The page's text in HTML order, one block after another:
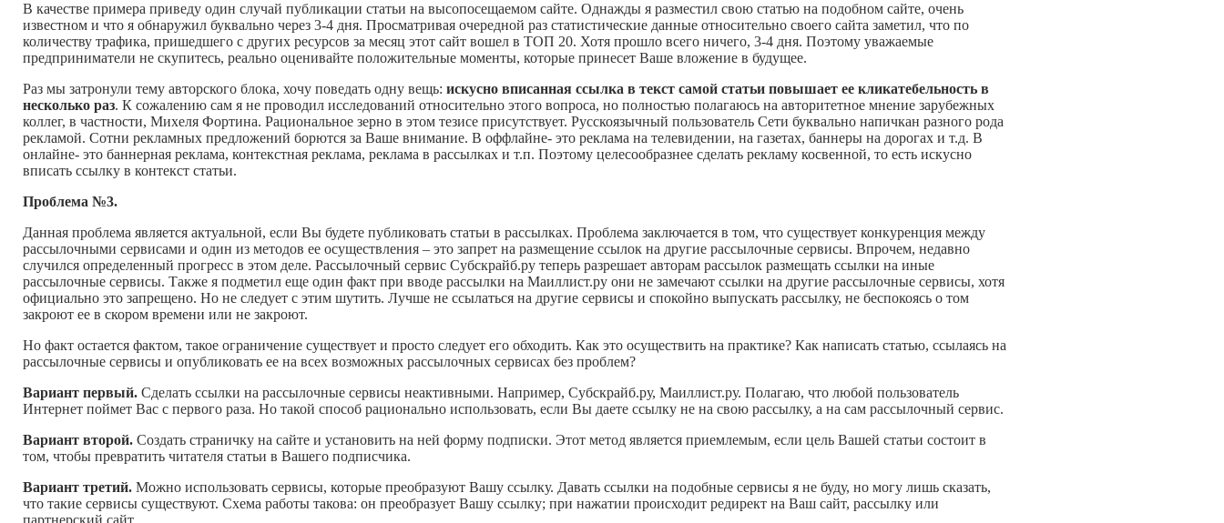
В качестве примера приведу один случай публикации статьи на высопосещаемом сайте. Однажды я разместил свою статью на подобном сайте, очень
известном и что я обнаружил буквально через 3-4 дня. Просматривая очередной раз статистические данные относительно своего сайта заметил, что по
количеству трафика, пришедшего с других ресурсов за месяц этот сайт вошел в ТОП 20. Хотя прошло всего ничего, 3-4 дня. Поэтому уважаемые
предприниматели не скупитесь, реально оценивайте положительные моменты, которые принесет Ваше вложение в будущее.
Раз мы затронули тему авторского блока, хочу поведать одну вещь: искусно вписанная ссылка в текст самой статьи повышает ее кликатебельность в
несколько раз. К сожалению сам я не проводил исследований относительно этого вопроса, но полностью полагаюсь на авторитетное мнение зарубежных
коллег, в частности, Михеля Фортина. Рациональное зерно в этом тезисе присутствует. Русскоязычный пользователь Сети буквально напичкан разного рода
рекламой. Сотни рекламных предложений борются за Ваше внимание. В оффлайне- это реклама на телевидении, на газетах, баннеры на дорогах и т.д. В
онлайне- это баннерная реклама, контекстная реклама, реклама в рассылках и т.п. Поэтому целесообразнее сделать рекламу косвенной, то есть искусно
вписать ссылку в контекст статьи.
Проблема №3.
Данная проблема является актуальной, если Вы будете публиковать статьи в рассылках. Проблема заключается в том, что существует конкуренция между
рассылочными сервисами и один из методов ее осуществления – это запрет на размещение ссылок на другие рассылочные сервисы. Впрочем, недавно
случился определенный прогресс в этом деле. Рассылочный сервис Cубскрайб.ру теперь разрешает авторам рассылок размещать ссылки на иные
рассылочные сервисы. Также я подметил еще один факт при вводе рассылки на Маиллист.ру они не замечают ссылки на другие рассылочные сервисы, хотя
официально это запрещено. Но не следует с этим шутить. Лучше не ссылаться на другие сервисы и спокойно выпускать рассылку, не беспокоясь о том
закроют ее в скором времени или не закроют.
Но факт остается фактом, такое ограничение существует и просто следует его обходить. Как это осуществить на практике? Как написать статью, ссылаясь на
рассылочные сервисы и опубликовать ее на всех возможных рассылочных сервисах без проблем?
Вариант первый. Сделать ссылки на рассылочные сервисы неактивными. Например, Субскрайб.ру, Маиллист.ру. Полагаю, что любой пользователь
Интернет поймет Вас с первого раза. Но такой способ рационально использовать, если Вы даете ссылку не на свою рассылку, а на сам рассылочный сервис.
Вариант второй. Создать страничку на сайте и установить на ней форму подписки. Этот метод является приемлемым, если цель Вашей статьи состоит в
том, чтобы превратить читателя статьи в Вашего подписчика.
Вариант третий. Можно использовать сервисы, которые преобразуют Вашу ссылку. Давать ссылки на подобные сервисы я не буду, но могу лишь сказать,
что такие сервисы существуют. Схема работы такова: он преобразует Вашу ссылку; при нажатии происходит редирект на Ваш сайт, рассылку или
партнерский сайт.